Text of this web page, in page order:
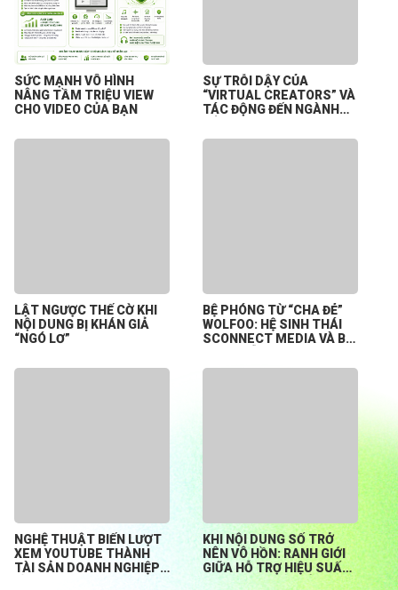
SỨC MẠNH VÔ HÌNH
NÂNG TẦM TRIỆU VIEW
CHO VIDEO CỦA BẠN
SỰ TRỖI DẬY CỦA
“VIRTUAL CREATORS” VÀ
TÁC ĐỘNG ĐẾN NGÀNH
SỐ
LẬT NGƯỢC THẾ CỜ KHI
NỘI DUNG BỊ KHÁN GIẢ
“NGÓ LƠ”
BỆ PHÓNG TỪ “CHA ĐẺ”
WOLFOO: HỆ SINH THÁI
SCONNECT MEDIA VÀ BÀI
KHỞI NGHIỆP TỪ CON SỐ
NGHỆ THUẬT BIẾN LƯỢT
XEM YOUTUBE THÀNH
TÀI SẢN DOANH NGHIỆP
KHI NỘI DUNG SỐ TRỞ
NÊN VÔ HỒN: RANH GIỚI
GIỮA HỖ TRỢ HIỆU SUẤT
HAY ĐÁNH MẤT BẢN